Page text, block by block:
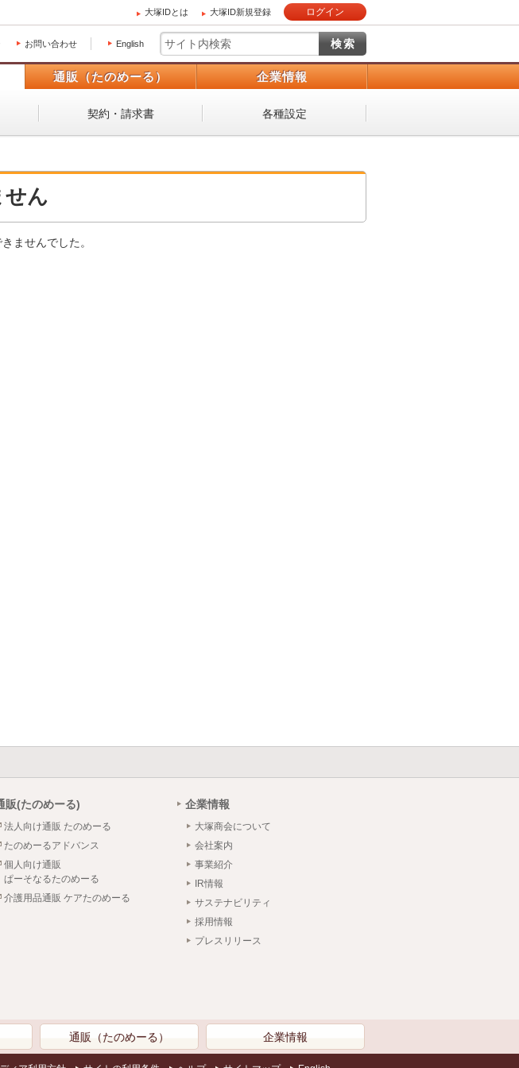
大塚IDとは 大塚ID新規登録 ログイン
お問い合わせ English
通販（たのめーる） 企業情報
契約・請求書 各種設定
ん
ませんでした。
販(たのめーる)
法人向け通販 たのめーる
たのめーるアドバンス
個人向け通販
ぱーそなるたのめーる
介護用品通販 ケアたのめーる
企業情報
大塚商会について
会社案内
事業紹介
IR情報
サステナビリティ
採用情報
プレスリリース
通販（たのめーる） 企業情報